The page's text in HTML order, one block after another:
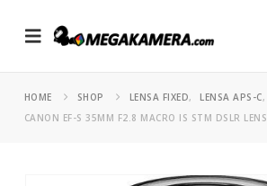
HOME SHOP LENSA FIXED, LENSA APS-C,
CANON EF-S 35MM F2.8 MACRO IS STM DSLR LENS